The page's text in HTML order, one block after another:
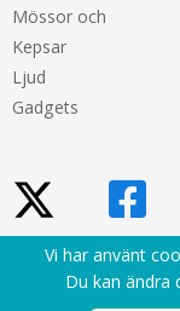
Mössor och
Kepsar
Ljud
Gadgets
Vi har använt
Du kan ändra